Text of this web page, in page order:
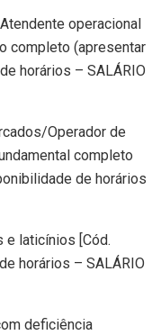
operacional
completo (apresentar
horários – SALÁRIO
Operador de
completo
de horários
e laticínios [Cód.
horários – SALÁRIO
deficiência